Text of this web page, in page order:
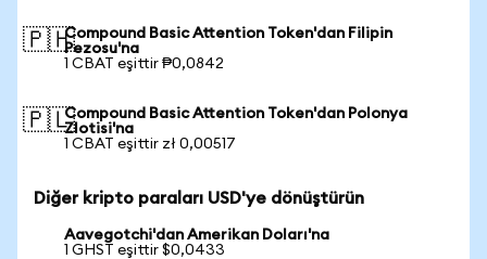
🇵🇭Compound Basic Attention Token'dan Filipin
Pezosu'na
1 CBAT eşittir ₱0,0842
🇵🇱Compound Basic Attention Token'dan Polonya
Zlotisi'na
1 CBAT eşittir zł 0,00517
Diğer kripto paraları USD'ye dönüştürün
Aavegotchi'dan Amerikan Doları'na
1 GHST eşittir $0,0433